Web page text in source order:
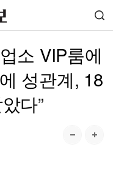
소 VIP룸에
성관계, 18
다”